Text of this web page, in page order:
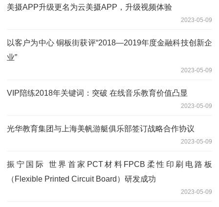
美摄APP升级更名为云美摄APP，升级视频体验
2023-05-09
以客户为中心 铜板街获评“2018—2019年度金融科技创新企
业”
2023-05-09
VIP陪练2018年关键词：突破 在线音乐教育价值凸显
2023-05-09
光华教育集团与上海美帆游艇俱乐部签订战略合作协议
2023-05-09
振宁国际 世界首家PCT材料FPCB柔性印刷电路板
（Flexible Printed Circuit Board）研发成功
2023-05-09